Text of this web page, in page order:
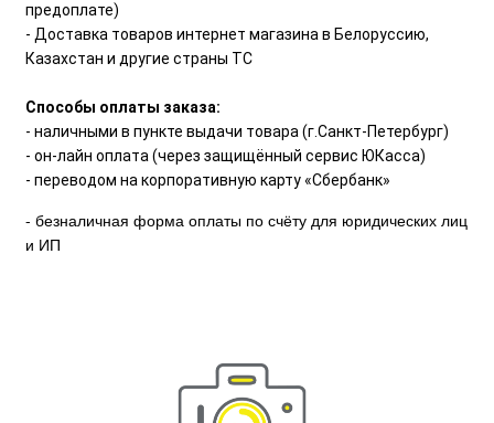
предоплате)
- Доставка товаров интернет магазина в Белоруссию,
Казахстан и другие страны ТС
Способы оплаты заказа:
- наличными в пункте выдачи товара (г.Санкт-Петербург)
- он-лайн оплата (через защищённый сервис ЮКасса)
- переводом на корпоративную карту «Сбербанк»
- безналичная форма оплаты по счёту для юридических лиц
и ИП